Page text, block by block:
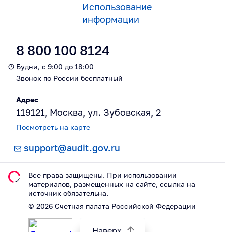
Использование
информации
8 800 100 8124
Будни, с 9:00 до 18:00
Звонок по России бесплатный
Адрес
119121, Москва, ул. Зубовская, 2
Посмотреть на карте
support@audit.gov.ru
Все права защищены. При использовании
материалов, размещeнных на сайте, ссылка на
источник обязательна.
© 2026 Счетная палата Российской Федерации